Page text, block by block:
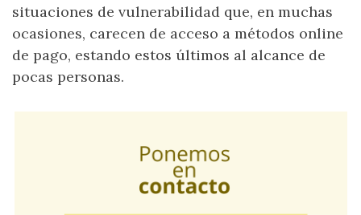
situaciones de vulnerabilidad que, en muchas
ocasiones, carecen de acceso a métodos online
de pago, estando estos últimos al alcance de
pocas personas.